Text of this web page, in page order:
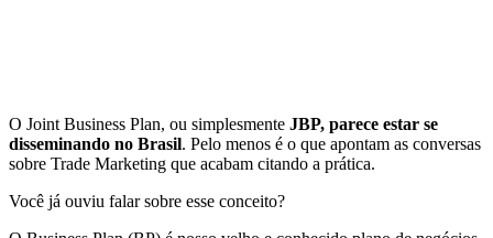
O Joint Business Plan, ou simplesmente JBP, parece estar se
disseminando no Brasil. Pelo menos é o que apontam as conversas
sobre Trade Marketing que acabam citando a prática.
Você já ouviu falar sobre esse conceito?